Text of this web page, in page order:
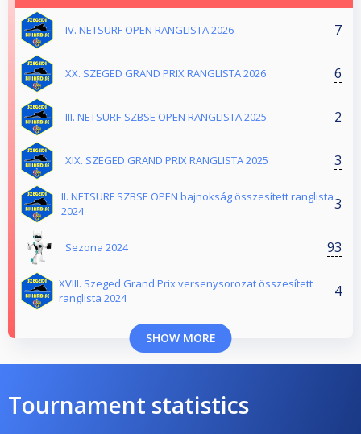
IV. NETSURF OPEN RANGLISTA 2026 7
XX. SZEGED GRAND PRIX RANGLISTA 2026 6
III. NETSURF-SZBSE OPEN RANGLISTA 2025 2
XIX. SZEGED GRAND PRIX RANGLISTA 2025 3
II. NETSURF SZBSE OPEN bajnokság összesített ranglista
2024
3
Sezona 2024 93
XVIII. Szeged Grand Prix versenysorozat összesített
ranglista 2024
4
SHOW MORE
Tournament statistics